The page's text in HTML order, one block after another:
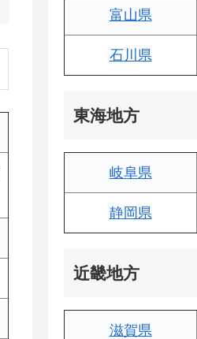
富山県
石川県
東海地方
岐阜県
静岡県
近畿地方
滋賀県